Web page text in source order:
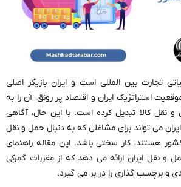
تجارت بین المللی است و ایران بازیگر اصلی
استراتژیک ایران و اقتصاد پر رونق، آن را به
کالا تبدیل کرده است. با این حال، آگاهی
می تواند برای مشاغلی که به دنبال حمل و نقل
هستند، کار سختی باشد. این مقاله راهنمای
و نقل ایران ارائه می دهد که از مقررات گمرکی
و برچسب گذاری را در بر می گیرد.